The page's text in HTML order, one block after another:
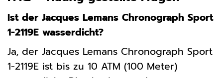
Ist der Jacques Lemans Chronograph Sport
1-2119E wasserdicht?
Ja, der Jacques Lemans Chronograph Sport
1-2119E ist bis zu 10 ATM (100 Meter)